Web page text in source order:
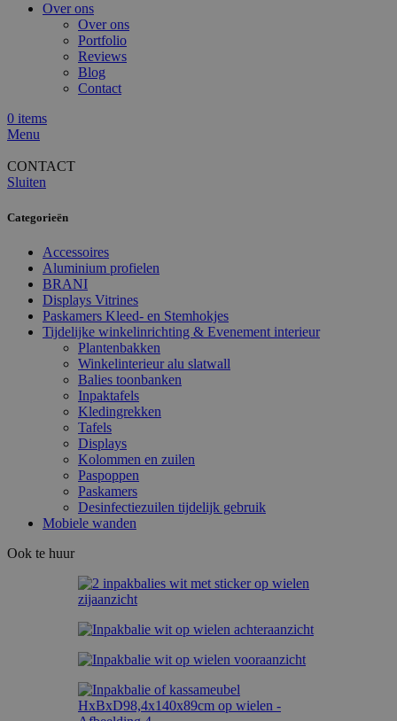
Over ons
Over ons
Portfolio
Reviews
Blog
Contact
0 items
Menu
CONTACT
Sluiten
Categorieën
Accessoires
Aluminium profielen
BRANI
Displays Vitrines
Paskamers Kleed- en Stemhokjes
Tijdelijke winkelinrichting & Evenement interieur
Plantenbakken
Winkelinterieur alu slatwall
Balies toonbanken
Inpaktafels
Kledingrekken
Tafels
Displays
Kolommen en zuilen
Paspoppen
Paskamers
Desinfectiezuilen tijdelijk gebruik
Mobiele wanden
Ook te huur